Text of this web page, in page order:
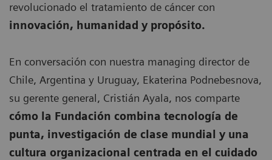
revolucionado el tratamiento de cáncer con
innovación, humanidad y propósito.
En conversación con nuestra managing director de
Chile, Argentina y Uruguay, Ekaterina Podnebesnova,
su gerente general, Cristián Ayala, nos comparte
cómo la Fundación combina tecnología de
punta, investigación de clase mundial y una
cultura organizacional centrada en el cuidado